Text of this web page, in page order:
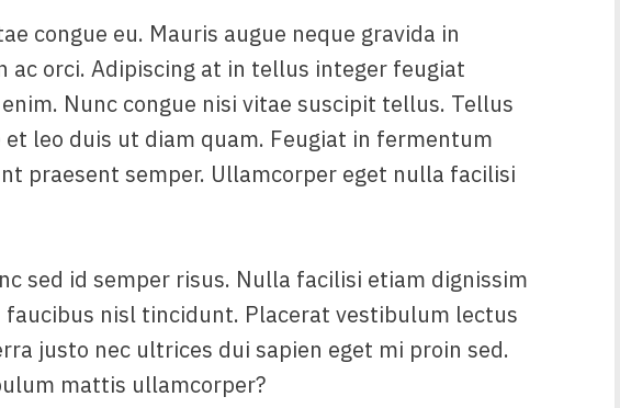
congue eu. Mauris augue neque gravida in
orci. Adipiscing at in tellus integer feugiat
Nunc congue nisi vitae suscipit tellus. Tellus
leo duis ut diam quam. Feugiat in fermentum
praesent semper. Ullamcorper eget nulla facilisi
sed id semper risus. Nulla facilisi etiam dignissim
faucibus nisl tincidunt. Placerat vestibulum lectus
justo nec ultrices dui sapien eget mi proin sed.
mattis ullamcorper?